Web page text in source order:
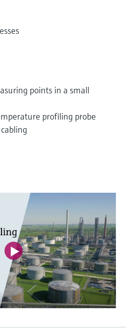
points in a small
profiling probe